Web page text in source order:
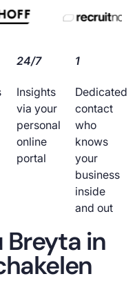
24/7
Insights
via your
personal
online
portal
1
Dedicated
contact
who
knows
your
business
inside
and out
Breyta in